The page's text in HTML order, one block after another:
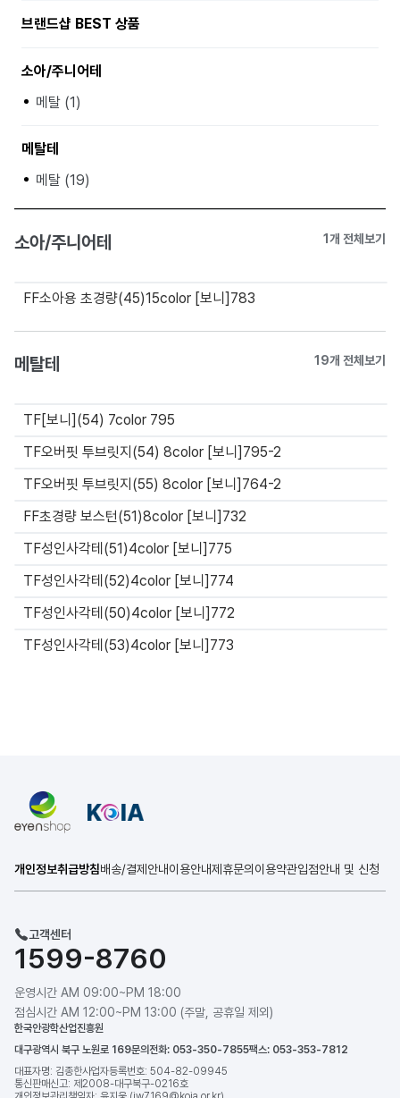
브랜드샵 BEST 상품
소아/주니어테
메탈 (1)
메탈테
메탈 (19)
소아/주니어테 1개 전체보기
FF소아용 초경량(45)15color [보니]783
메탈테 19개 전체보기
TF[보니](54) 7color 795
TF오버핏 투브릿지(54) 8color [보니]795-2
TF오버핏 투브릿지(55) 8color [보니]764-2
FF초경량 보스턴(51)8color [보니]732
TF성인사각테(51)4color [보니]775
TF성인사각테(52)4color [보니]774
TF성인사각테(50)4color [보니]772
TF성인사각테(53)4color [보니]773
개인정보취급방침배송/결제안내이용안내제휴문의 이용약관입점안내 및 신청
고객센터
1599-8760
운영시간 AM 09:00~PM 18:00
점심시간 AM 12:00~PM 13:00 (주말, 공휴일 제외)
한국안광학산업진흥원
대구광역시 북구 노원로 169문의전화: 053-350-7855팩스: 053-353-7812
대표자명: 김종한사업자등록번호: 504-82-09945
통신판매신고: 제2008-대구북구-0216호